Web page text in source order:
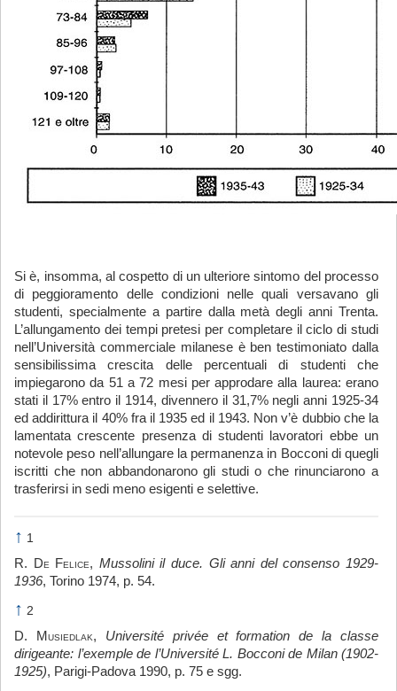
Si è, insomma, al cospetto di un ulteriore sintomo del processo
di peggioramento delle condizioni nelle quali versavano gli
studenti, specialmente a partire dalla metà degli anni Trenta.
L’allungamento dei tempi pretesi per completare il ciclo di studi
nell’Università commerciale milanese è ben testimoniato dalla
sensibilissima crescita delle percentuali di studenti che
impiegarono da 51 a 72 mesi per approdare alla laurea: erano
stati il 17% entro il 1914, divennero il 31,7% negli anni 1925-34
ed addirittura il 40% fra il 1935 ed il 1943. Non v’è dubbio che la
lamentata crescente presenza di studenti lavoratori ebbe un
notevole peso nell’allungare la permanenza in Bocconi di quegli
iscritti che non abbandonarono gli studi o che rinunciarono a
trasferirsi in sedi meno esigenti e selettive.
↑ 1
R.
De Felice, Mussolini il duce. Gli anni del consenso 1929-
1936, Torino 1974, p. 54.
↑ 2
D.
Musiedlak, Université privée et formation de la classe
dirigeante: l’exemple de l’Université L. Bocconi de Milan (1902-
1925), Parigi-Padova 1990, p. 75 e sgg.